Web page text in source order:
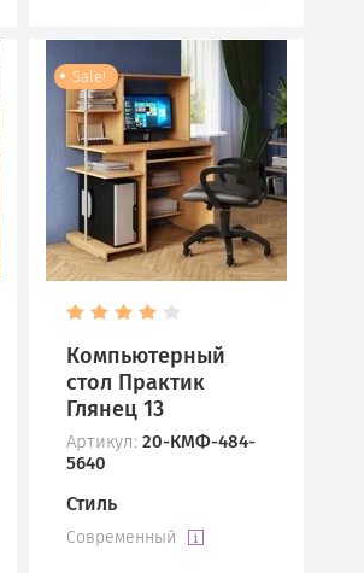
Sale!
Компьютерный
стол Практик
Глянец 13
Артикул: 20-КМФ-484-
5640
Стиль
Современный